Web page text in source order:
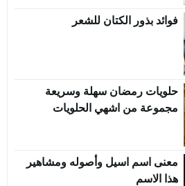
فوائد بذور الكتان للشعر
حلويات رمضان سهلة وسريعة
مجموعة من اشهي الحلويات
معنى اسم اسيل وأصوله ومشاهير
هذا الاسم